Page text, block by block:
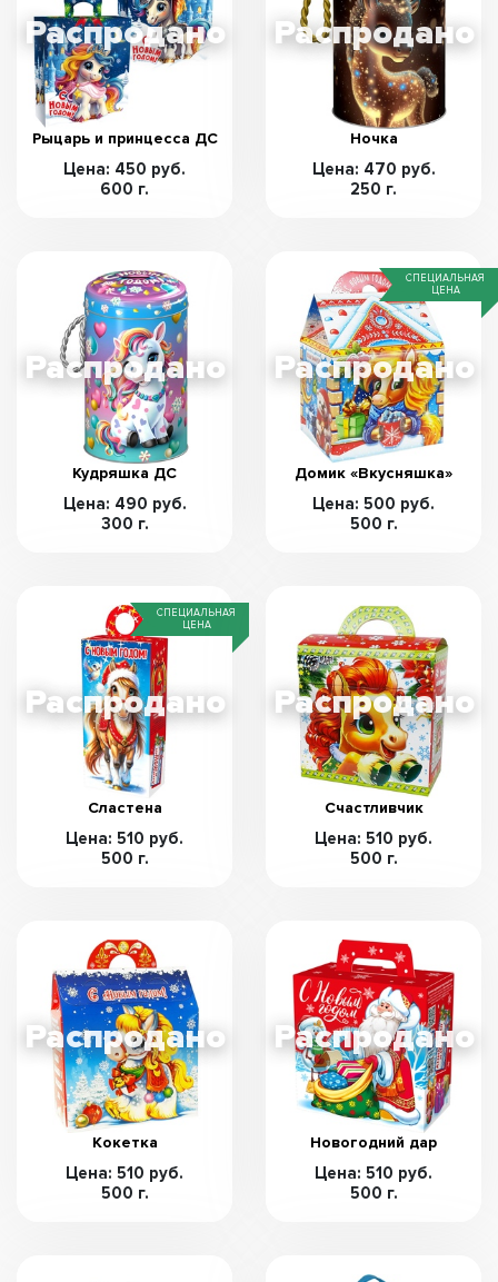
Рыцарь и принцесса ДС
Цена: 450 руб.
600 г.
Ночка
Цена: 470 руб.
250 г.
Кудряшка ДС
Цена: 490 руб.
300 г.
СПЕЦИАЛЬНАЯ
ЦЕНА
Домик «Вкусняшка»
Цена: 500 руб.
500 г.
СПЕЦИАЛЬНАЯ
ЦЕНА
Сластена
Цена: 510 руб.
500 г.
Счастливчик
Цена: 510 руб.
500 г.
Кокетка
Цена: 510 руб.
500 г.
Новогодний дар
Цена: 510 руб.
500 г.